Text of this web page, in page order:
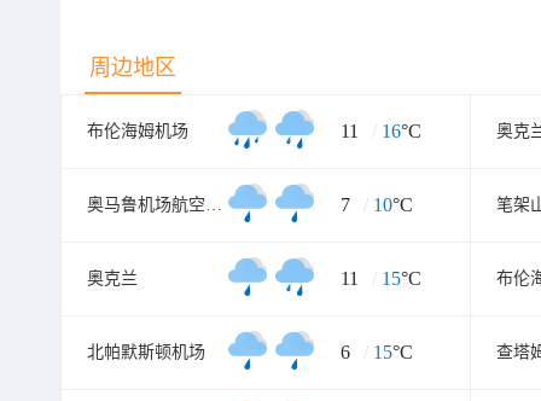
周边地区
布伦海姆机场 11 / 16°C 奥克
奥马鲁机场航空气象处 7 / 10°C 笔架
奥克兰 11 / 15°C
北帕默斯顿机场 6 / 15°C 查塔